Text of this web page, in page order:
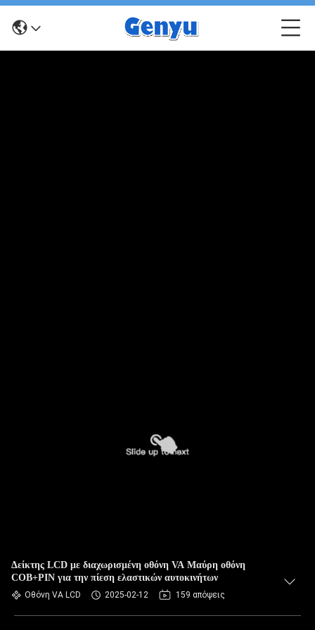
Δείκτης LCD με διαχωρισμένη οθόνη VA Μαύρη οθόνη
COB+PIN για την πίεση ελαστικών αυτοκινήτων
Οθόνη VA LCD 2025-02-12 159 απόψεις